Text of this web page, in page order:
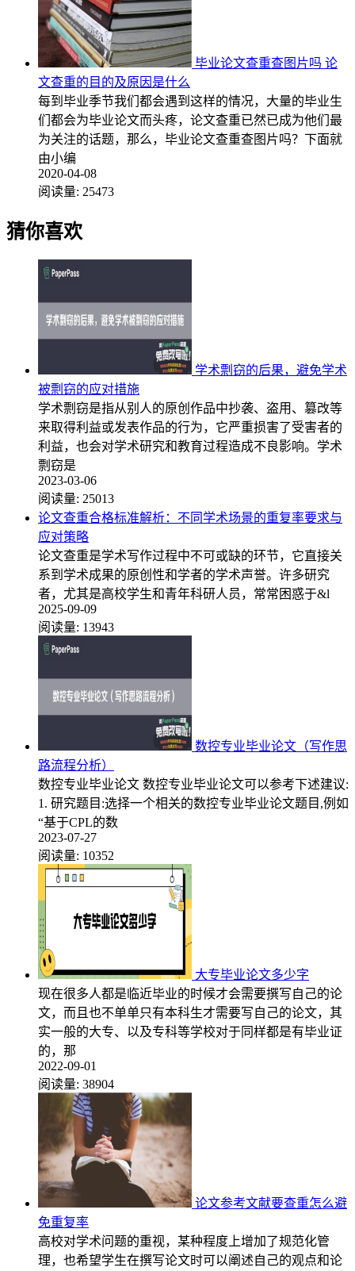
毕业论文查重查图片吗 论
文查重的目的及原因是什么
每到毕业季节我们都会遇到这样的情况，大量的毕业生
们都会为毕业论文而头疼，论文查重已然已成为他们最
为关注的话题，那么，毕业论文查重查图片吗？下面就
由小编
2020-04-08
阅读量: 25473
猜你喜欢
学术剽窃的后果，避免学术
被剽窃的应对措施
学术剽窃是指从别人的原创作品中抄袭、盗用、篡改等
来取得利益或发表作品的行为，它严重损害了受害者的
利益，也会对学术研究和教育过程造成不良影响。学术
剽窃是
2023-03-06
阅读量: 25013
论文查重合格标准解析：不同学术场景的重复率要求与
应对策略
论文查重是学术写作过程中不可或缺的环节，它直接关
系到学术成果的原创性和学者的学术声誉。许多研究
者，尤其是高校学生和青年科研人员，常常困惑于&l
2025-09-09
阅读量: 13943
数控专业毕业论文（写作思
路流程分析）
数控专业毕业论文 数控专业毕业论文可以参考下述建议:
1. 研究题目:选择一个相关的数控专业毕业论文题目,例如
“基于CPL的数
2023-07-27
阅读量: 10352
大专毕业论文多少字
现在很多人都是临近毕业的时候才会需要撰写自己的论
文，而且也不单单只有本科生才需要写自己的论文，其
实一般的大专、以及专科等学校对于同样都是有毕业证
的，那
2022-09-01
阅读量: 38904
论文参考文献要查重怎么避
免重复率
高校对学术问题的重视，某种程度上增加了规范化管
理，也希望学生在撰写论文时可以阐述自己的观点和论